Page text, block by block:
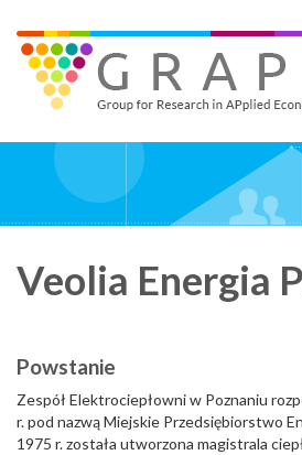
main
content
Veolia Energia
Powstanie
Zespół Elektrociepłowni w Poznaniu
r. pod nazwą Miejskie Przedsiębiorstwo
1975 r. została utworzona magistrala